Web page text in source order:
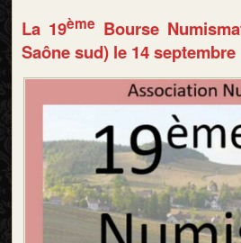
La 19ème Bourse
Saône sud) le 14 septembre